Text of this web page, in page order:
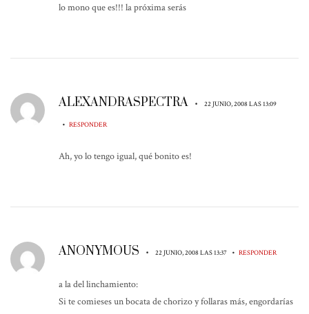
lo mono que es!!! la próxima serás
ALEXANDRASPECTRA • 22 JUNIO, 2008 LAS 13:09
• RESPONDER
Ah, yo lo tengo igual, qué bonito es!
ANONYMOUS • 22 JUNIO, 2008 LAS 13:37 • RESPONDER
a la del linchamiento:
Si te comieses un bocata de chorizo y follaras más, engordarías